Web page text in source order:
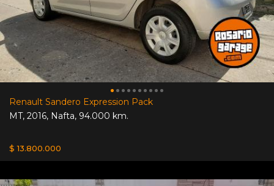
Renault Sandero Expression Pack
MT, 2016, Nafta, 94.000 km.
$ 13.800.000